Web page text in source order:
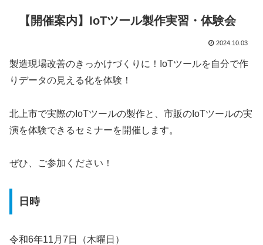
【開催案内】IoTツール製作実習・体験会
2024.10.03
製造現場改善のきっかけづくりに！IoTツールを自分で作
りデータの見える化を体験！
北上市で実際のIoTツールの製作と、市販のIoTツールの実
演を体験できるセミナーを開催します。
ぜひ、ご参加ください！
日時
令和6年11月7日（木曜日）